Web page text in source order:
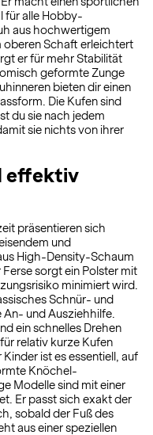
für alle Hobby-
aus hochwertigem
oberen Schaft erleichtert
er für mehr Stabilität
geformte Zunge
bieten dir einen
Die Kufen sind
du sie nach jedem
sie nichts von ihrer
effektiv
präsentieren sich
und
High-Density-Schaum
sorgt ein Polster mit
minimiert wird.
Schnür- und
und Ausziehhilfe.
ein schnelles Drehen
relativ kurze Kufen
ist es essentiell, auf
Knöchel-
Modelle sind mit einer
Er passt sich exakt der
sobald der Fuß des
aus einer speziellen